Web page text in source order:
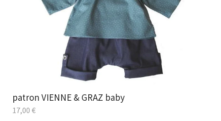
patron VIENNE & GRAZ baby
17,00 €